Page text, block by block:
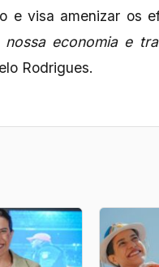
e visa amenizar os
nossa economia e
Rodrigues.